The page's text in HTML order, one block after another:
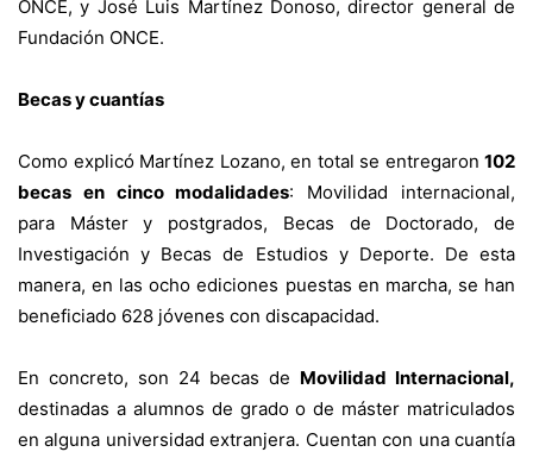
ONCE, y José Luis Martínez Donoso, director general de
Fundación ONCE.
Becas y cuantías
Como explicó Martínez Lozano, en total se entregaron 102
becas en cinco modalidades: Movilidad internacional,
para Máster y postgrados, Becas de Doctorado, de
Investigación y Becas de Estudios y Deporte. De esta
manera, en las ocho ediciones puestas en marcha, se han
beneficiado 628 jóvenes con discapacidad.
En concreto, son 24 becas de Movilidad Internacional,
destinadas a alumnos de grado o de máster matriculados
en alguna universidad extranjera. Cuentan con una cuantía